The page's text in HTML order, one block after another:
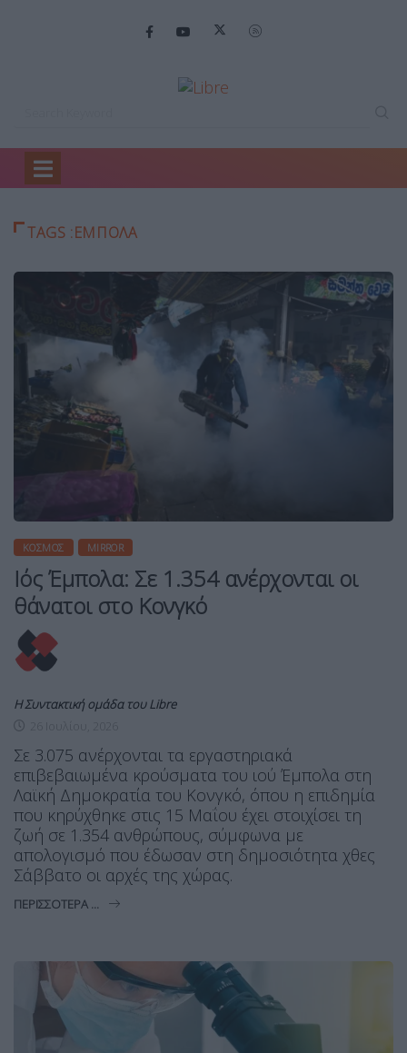
Home
TAGS :ΕΜΠΟΛΑ
ΚΌΣΜΟΣ MIRROR
Ιός Έμπολα: Σε 1.354 ανέρχονται οι
θάνατοι στο Κονγκό
Η Συντακτική ομάδα του Libre
Σε 3.075 ανέρχονται τα εργαστηριακά
επιβεβαιωμένα κρούσματα του ιού Έμπολα στη
Λαϊκή Δημοκρατία του Κονγκό, όπου η επιδημία
που κηρύχθηκε στις 15 Μαΐου έχει στοιχίσει τη
ζωή σε 1.354 ανθρώπους, σύμφωνα με
απολογισμό που έδωσαν στη δημοσιότητα χθες
Σάββατο οι αρχές της χώρας.
ΠΕΡΙΣΣΌΤΕΡΑ ...